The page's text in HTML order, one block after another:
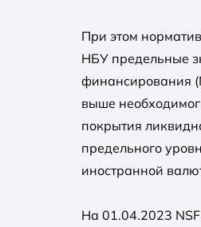
При этом
НБУ предельные
финансирования
выше
покрытия
предельного
иностранной
На 01.04.2023